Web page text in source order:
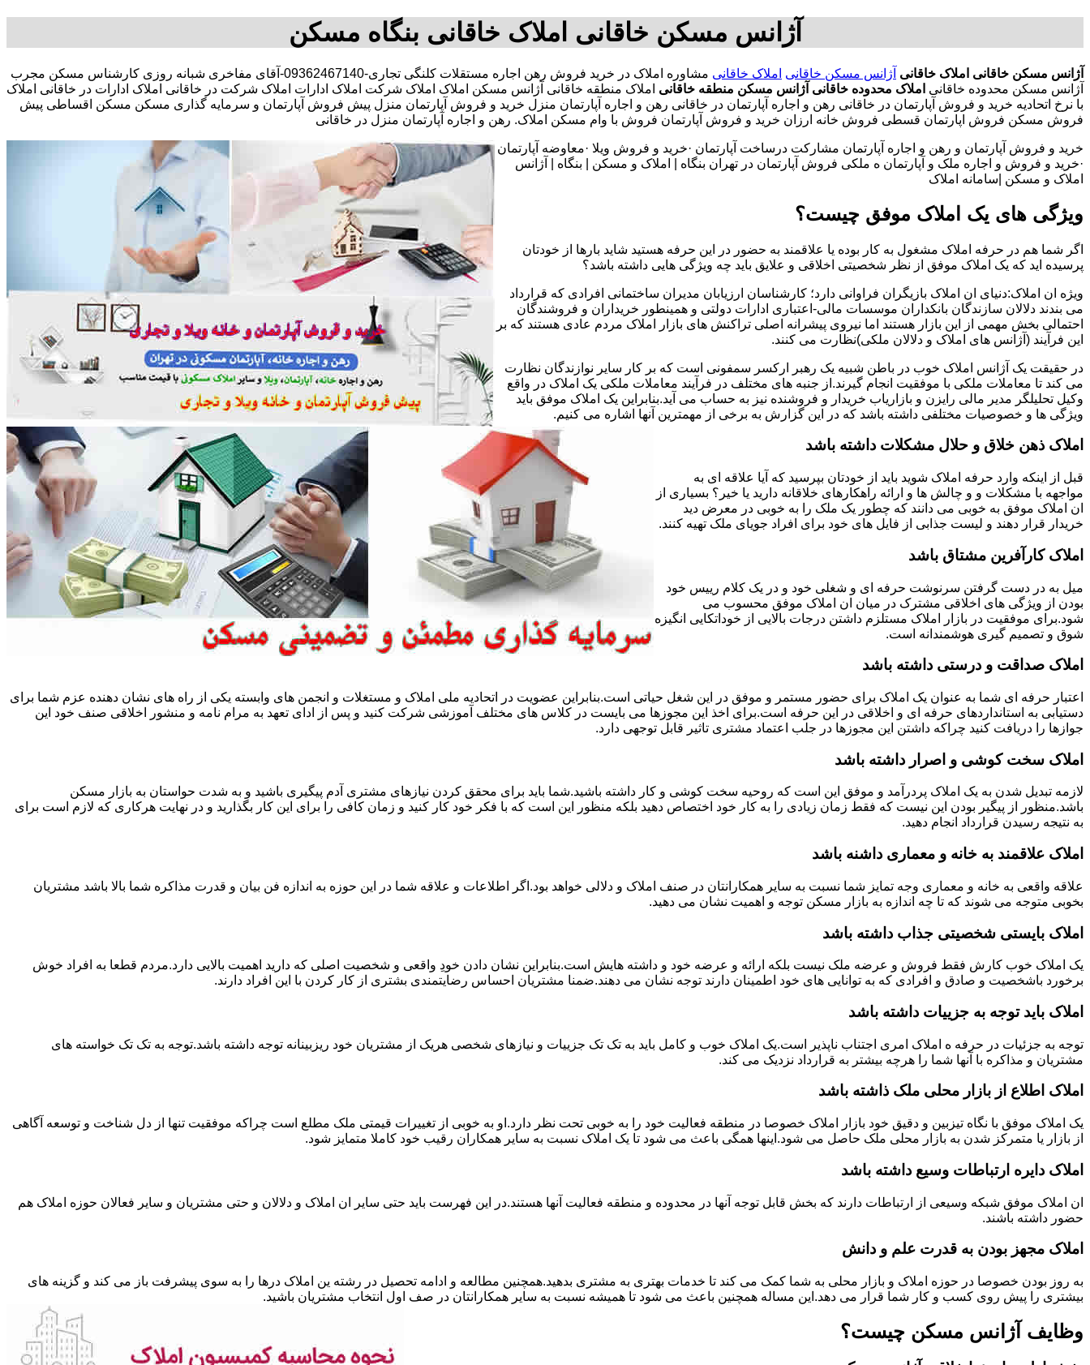
آژانس مسکن خاقانی املاک خاقانی بنگاه مسکن
آژانس مسکن خاقانی املاک خاقانی آژانس مسکن خاقانی املاک خاقانی
مشاوره املاک در خرید فروش رهن اجاره مستقلات کلنگی تجاری-09362467140-آقای مفاخری شبانه روزی کارشناس مسکن مجرب
آژانس مسکن محدوده خاقانی املاک محدوده خاقانی آژانس مسکن منطقه خاقانی املاک منطقه خاقانی آژانس مسکن املاک املاک شرکت املاک ادارات املاک شرکت در خاقانی املاک ادارات در خاقانی املاک
با نرخ اتحادیه خرید و فروش آپارتمان در خاقانی رهن و اجاره آپارتمان در خاقانی رهن و اجاره آپارتمان منزل خرید و فروش آپارتمان منزل پیش فروش آپارتمان و سرمایه گذاری مسکن مسکن اقساطی پیش
فروش مسکن فروش اپارتمان قسطی فروش خانه ارزان خرید و فروش آپارتمان فروش با وام مسکن املاک. رهن و اجاره آپارتمان منزل در خاقانی
خرید و فروش آپارتمان و رهن و اجاره آپارتمان مشارکت درساخت آپارتمان ·خرید و فروش ویلا ·معاوضه آپارتمان
·خرید و فروش و اجاره ملک و آپارتمان ه ملکی فروش آپارتمان در تهران بنگاه | املاک و مسکن | بنگاه | آژانس
املاک و مسکن |سامانه املاک
ویژگی های یک املاک موفق چیست؟
اگر شما هم در حرفه املاک مشغول به کار بوده یا علاقمند به حضور در این حرفه هستید شاید بارها از خودتان
پرسیده اید که یک املاک موفق از نظر شخصیتی اخلاقی و علایق باید چه ویژگی هایی داشته باشد؟
ویژه ان املاک:دنیای ان املاک بازیگران فراوانی دارد؛ کارشناسان ارزیابان مدیران ساختمانی افرادی که قرارداد
می بندند دلالان سازندگان بانکداران موسسات مالی-اعتباری ادارات دولتی و همینطور خریداران و فروشندگان
احتمالی بخش مهمی از این بازار هستند اما نیروی پیشرانه اصلی تراکنش های بازار املاک مردم عادی هستند که بر
این فرآیند (آژانس های املاک و دلالان ملکی)نظارت می کنند.
در حقیقت یک آژانس املاک خوب در باطن شبیه یک رهبر ارکسر سمفونی است که بر کار سایر نوازندگان نظارت
می کند تا معاملات ملکی با موفقیت انجام گیرند.از جنبه های مختلف در فرآیند معاملات ملکی یک املاک در واقع
وکیل تحلیلگر مدیر مالی رایزن و بازاریاب خریدار و فروشنده نیز به حساب می آید.بنابراین یک املاک موفق باید
ویژگی ها و خصوصیات مختلفی داشته باشد که در این گزارش به برخی از مهمترین آنها اشاره می کنیم.
املاک ذهن خلاق و حلال مشکلات داشته باشد
قبل از اینکه وارد حرفه املاک شوید باید از خودتان بپرسید که آیا علاقه ای به
مواجهه با مشکلات و و چالش ها و ارائه راهکارهای خلاقانه دارید یا خیر؟ بسیاری از
ان املاک موفق به خوبی می دانند که چطور یک ملک را به خوبی در معرض دید
خریدار قرار دهند و لیست جذابی از فایل های خود برای افراد جویای ملک تهیه کنند.
املاک کارآفرین مشتاق باشد
میل به در دست گرفتن سرنوشت حرفه ای و شغلی خود و در یک کلام رییس خود
بودن از ویژگی های اخلاقی مشترک در میان ان املاک موفق محسوب می
شود.برای موفقیت در بازار املاک مستلزم داشتن درجات بالایی از خوداتکایی انگیزه
شوق و تصمیم گیری هوشمندانه است.
املاک صداقت و درستی داشته باشد
اعتبار حرفه ای شما به عنوان یک املاک برای حضور مستمر و موفق در این شغل حیاتی است.بنابراین عضویت در اتحادیه ملی املاک و مستغلات و انجمن های وابسته یکی از راه های نشان دهنده عزم شما برای
دستیابی به استانداردهای حرفه ای و اخلاقی در این حرفه است.برای اخذ این مجوزها می بایست در کلاس های مختلف آموزشی شرکت کنید و پس از ادای تعهد به مرام نامه و منشور اخلاقی صنف خود این
جوازها را دریافت کنید چراکه داشتن این مجوزها در جلب اعتماد مشتری تاثیر قابل توجهی دارد.
املاک سخت کوشی و اصرار داشته باشد
لازمه تبدیل شدن به یک املاک پردرآمد و موفق این است که روحیه سخت کوشی و کار داشته باشید.شما باید برای محقق کردن نیازهای مشتری آدم پیگیری باشید و به شدت حواستان به بازار مسکن
باشد.منظور از پیگیر بودن این نیست که فقط زمان زیادی را به کار خود اختصاص دهید بلکه منظور این است که با فکر خود کار کنید و زمان کافی را برای این کار بگذارید و در نهایت هرکاری که لازم است برای
به نتیجه رسیدن قرارداد انجام دهید.
املاک علاقمند به خانه و معماری داشنه باشد
علاقه واقعی به خانه و معماری وجه تمایز شما نسبت به سایر همکارانتان در صنف املاک و دلالی خواهد بود.اگر اطلاعات و علاقه شما در این حوزه به اندازه فن بیان و قدرت مذاکره شما بالا باشد مشتریان
بخوبی متوجه می شوند که تا چه اندازه به بازار مسکن توجه و اهمیت نشان می دهید.
املاک بایستی شخصیتی جذاب داشته باشد
یک املاک خوب کارش فقط فروش و عرضه ملک نیست بلکه ارائه و عرضه خود و داشته هایش است.بنابراین نشان دادن خودِ واقعی و شخصیت اصلی که دارید اهمیت بالایی دارد.مردم قطعا به افراد خوش
برخورد باشخصیت و صادق و افرادی که به توانایی های خود اطمینان دارند توجه نشان می دهند.ضمنا مشتریان احساس رضایتمندی بشتری از کار کردن با این افراد دارند.
املاک باید توجه به جزییات داشته باشد
توجه به جزئیات در حرفه ه املاک امری اجتناب ناپذیر است.یک املاک خوب و کامل باید به تک تک جزییات و نیازهای شخصی هریک از مشتریان خود ریزبینانه توجه داشته باشد.توجه به تک تک خواسته های
مشتریان و مذاکره با آنها شما را هرچه بیشتر به قرارداد نزدیک می کند.
املاک اطلاع از بازار محلی ملک ذاشته باشد
یک املاک موفق با نگاه تیزبین و دقیق خود بازار املاک خصوصا در منطقه فعالیت خود را به خوبی تحت نظر دارد.او به خوبی از تغییرات قیمتی ملک مطلع است چراکه موفقیت تنها از دل شناخت و توسعه آگاهی
از بازار یا متمرکز شدن به بازار محلی ملک حاصل می شود.اینها همگی باعث می شود تا یک املاک نسبت به سایر همکاران رقیب خود کاملا متمایز شود.
املاک دایره ارتباطات وسیع داشته باشد
ان املاک موفق شبکه وسیعی از ارتباطات دارند که بخش قابل توجه آنها در محدوده و منطقه فعالیت آنها هستند.در این فهرست باید حتی سایر ان املاک و دلالان و حتی مشتریان و سایر فعالان حوزه املاک هم
حضور داشته باشند.
املاک مجهز بودن به قدرت علم و دانش
به روز بودن خصوصا در حوزه املاک و بازار محلی به شما کمک می کند تا خدمات بهتری به مشتری بدهید.همچنین مطالعه و ادامه تحصیل در رشته ین املاک درها را به سوی پیشرفت باز می کند و گزینه های
بیشتری را پیش روی کسب و کار شما قرار می دهد.این مساله همچنین باعث می شود تا همیشه نسبت به سایر همکارانتان در صف اول انتخاب مشتریان باشید.
وظایف آژانس مسکن چیست؟